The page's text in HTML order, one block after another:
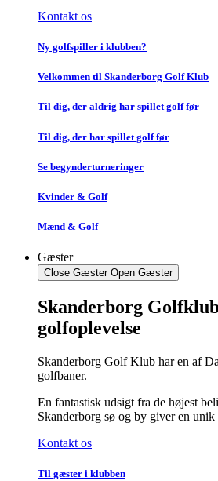
Kontakt os
Ny golfspiller i klubben?
Velkommen til Skanderborg Golf Klub
Til dig, der aldrig har spillet golf før
Til dig, der har spillet golf før
Se begynderturneringer
Kvinder & Golf
Mænd & Golf
Gæster
Close Gæster Open Gæster
Skanderborg
golfoplevelse
Skanderborg Golf Klub har en af
golfbaner.
En fantastisk udsigt fra de højest
Skanderborg sø og by giver en
Kontakt os
Til gæster i klubben